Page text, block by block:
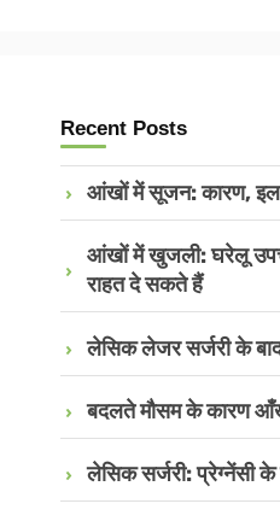
Recent Posts
आंखों में सूजन: कारण,
आंखों में खुजली: घरेलू
राहत दे सकते हैं
लेसिक लेजर सर्जरी के
बदलते मौसम के कारण
लेसिक सर्जरी: प्रेग्नेंसी के